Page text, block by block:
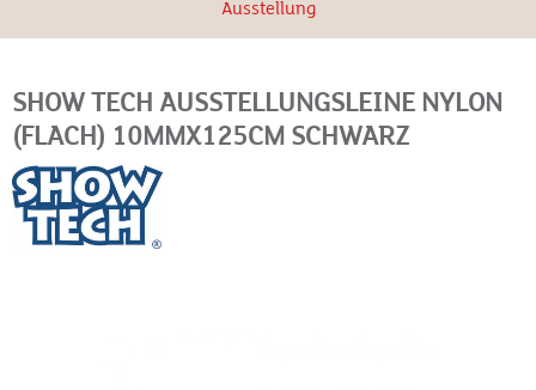
Ausstellung
SHOW TECH AUSSTELLUNGSLEINE NYLON
(FLACH) 10MMX125CM SCHWARZ